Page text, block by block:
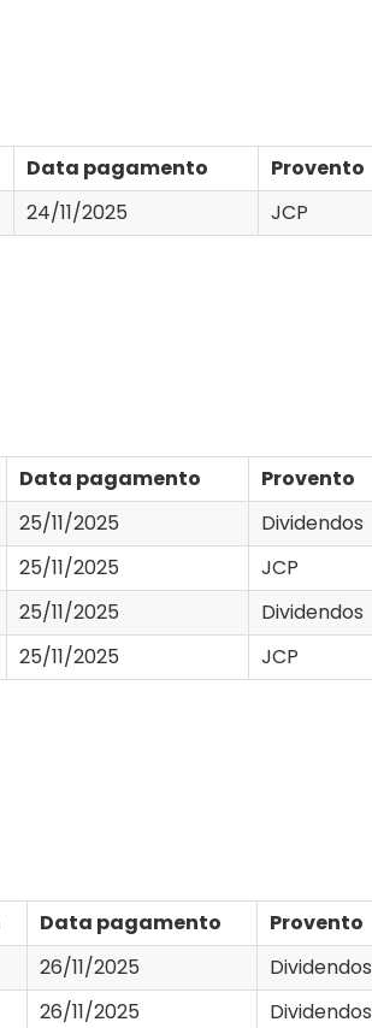
Data pagamento
Provento
24/11/2025 JCP
Data pagamento
Provento
25/11/2025
Dividendos
25/11/2025
JCP
25/11/2025
Dividendos
25/11/2025 JCP
Data pagamento
Provento
26/11/2025
Dividendos
26/11/2025
Dividendos